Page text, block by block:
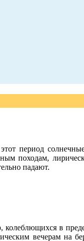
период
походам,
падают.
в
вечерам на